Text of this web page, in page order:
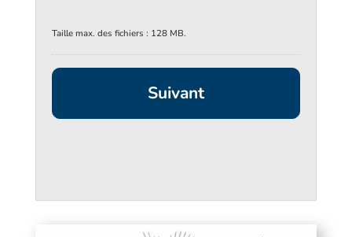
Taille max. des fichiers : 128 MB.